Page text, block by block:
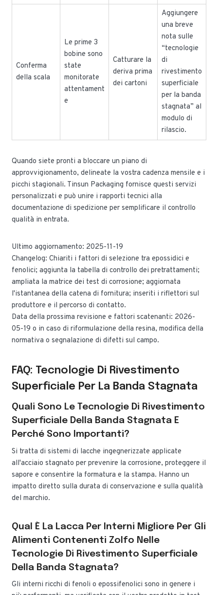
Conferma
della scala
Le prime 3
bobine sono
state
monitorate
attentament
e
Catturare la
deriva prima
dei cartoni
Aggiungere
una breve
nota sulle
“tecnologie
di
rivestimento
superficiale
per la banda
stagnata” al
modulo di
rilascio.
Quando siete pronti a bloccare un piano di
approvvigionamento, delineate la vostra cadenza mensile e i
picchi stagionali. Tinsun Packaging fornisce questi servizi
personalizzati e può unire i rapporti tecnici alla
documentazione di spedizione per semplificare il controllo
qualità in entrata.
Ultimo aggiornamento: 2025-11-19
Changelog: Chiariti i fattori di selezione tra epossidici e
fenolici; aggiunta la tabella di controllo dei pretrattamenti;
ampliata la matrice dei test di corrosione; aggiornata
l'istantanea della catena di fornitura; inseriti i riflettori sul
produttore e il percorso di contatto.
Data della prossima revisione e fattori scatenanti: 2026-
05-19 o in caso di riformulazione della resina, modifica della
normativa o segnalazione di difetti sul campo.
FAQ: Tecnologie Di Rivestimento
Superficiale Per La Banda Stagnata
Quali Sono Le Tecnologie Di Rivestimento
Superficiale Della Banda Stagnata E
Perché Sono Importanti?
Si tratta di sistemi di lacche ingegnerizzate applicate
all'acciaio stagnato per prevenire la corrosione, proteggere il
sapore e consentire la formatura e la stampa. Hanno un
impatto diretto sulla durata di conservazione e sulla qualità
del marchio.
Qual È La Lacca Per Interni Migliore Per Gli
Alimenti Contenenti Zolfo Nelle
Tecnologie Di Rivestimento Superficiale
Della Banda Stagnata?
Gli interni ricchi di fenoli o epossifenolici sono in genere i